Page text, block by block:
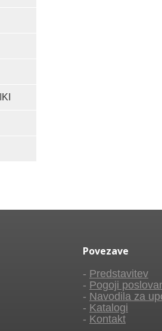
Povezave
- Predstavitev
- Pogoji
- Navodila za
- Katalogi
- Kontakt